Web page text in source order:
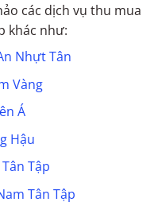
các dịch vụ thu mua
khác như:
Nhựt Tân
Vàng
Á
Hậu
Tập
Tân Tập